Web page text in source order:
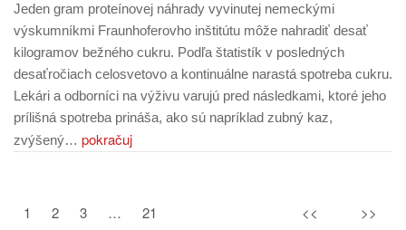
Jeden gram proteínovej náhrady vyvinutej nemeckými
výskumníkmi Fraunhoferovho inštitútu môže nahradiť desať
kilogramov bežného cukru. Podľa štatistík v posledných
desaťročiach celosvetovo a kontinuálne narastá spotreba cukru.
Lekári a odborníci na výživu varujú pred následkami, ktoré jeho
prílišná spotreba prináša, ako sú napríklad zubný kaz,
zvýšený… pokračuj
<<
1 2 3 … 21 >>